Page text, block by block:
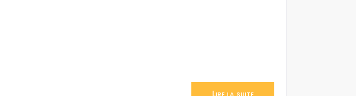
Lire la suite